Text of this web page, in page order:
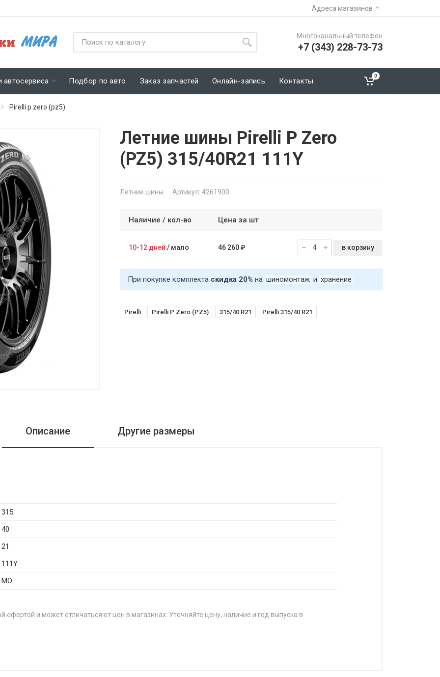
Адреса магазинов
Многоканальный телефон
+7 (343) 228-73-73
автосервиса Подбор по авто Заказ запчастей Онлайн-запись Контакты
0
Pirelli p zero (pz5)
Летние шины Pirelli P Zero
(PZ5) 315/40R21 111Y
Летние шины Артикул: 4261900
Наличие / кол-во Цена за шт
10-12 дней / мало 46 260 ₽ в корзину
При покупке комплекта скидка 20% на шиномонтаж и хранение
Pirelli Pirelli P Zero (PZ5) 315/40 R21 Pirelli 315/40 R21
Описание Другие размеры
315
40
21
111Y
MO
офертой и может отличаться от цен в магазинах. Уточняйте цену, наличие и год выпуска в